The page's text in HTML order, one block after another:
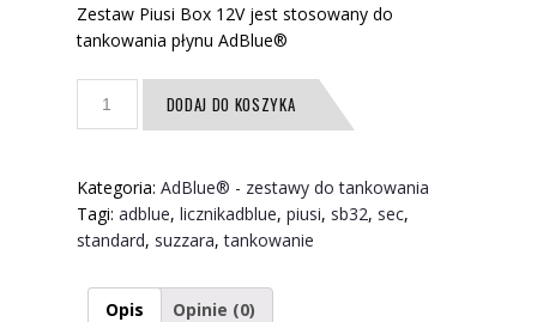
Zestaw Piusi Box 12V jest stosowany do
tankowania płynu AdBlue®
Zestaw
12V
lub
24V
DODAJ DO KOSZYKA
Kategoria: AdBlue® - zestawy do tankowania
Tagi: adblue, licznikadblue, piusi, sb32, sec,
standard, suzzara,tankowanie
Opis Opinie (0)